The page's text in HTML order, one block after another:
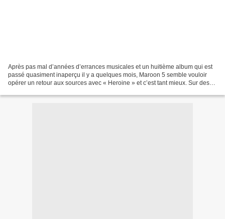
Après pas mal d’années d’errances musicales et un huitième album qui est
passé quasiment inaperçu il y a quelques mois, Maroon 5 semble vouloir
opérer un retour aux sources avec « Heroine » et c’est tant mieux. Sur des